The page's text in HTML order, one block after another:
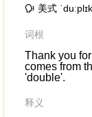
美式
词根
Thank you
comes from
'double'.
释义